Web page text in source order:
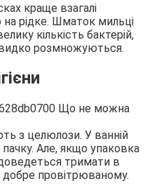
краще взагалі
рідке. Шматок мильці
кількість бактерій,
розмножуються.
з целюлози. У ванній
Але, якщо упаковка
тримати в
добре провітрюваному.